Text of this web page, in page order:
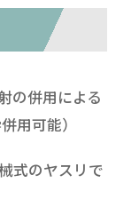
の併用による
用可能）
式のヤスリで